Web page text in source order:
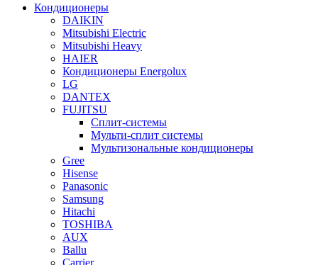
Кондиционеры
DAIKIN
Mitsubishi Electric
Mitsubishi Heavy
HAIER
Кондиционеры Energolux
LG
DANTEX
FUJITSU
Сплит-системы
Мульти-сплит системы
Мультизональные кондиционеры
Gree
Hisense
Panasonic
Samsung
Hitachi
TOSHIBA
AUX
Ballu
Carrier